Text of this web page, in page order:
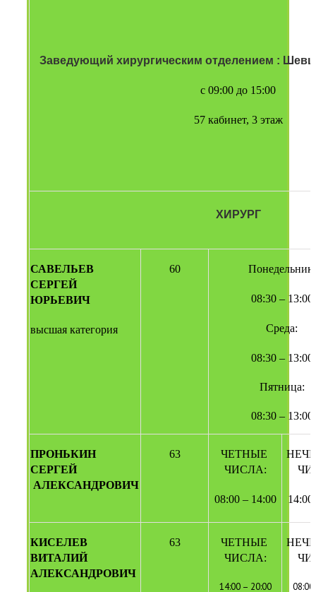
Заведующий хирургическим отделением :
с 09:00 до 15:00
57 кабинет, 3 этаж
ХИРУРГ
САВЕЛЬЕВ
СЕРГЕЙ
ЮРЬЕВИЧ
высшая категория
60 Понедельник:
08:30 – 13:00
Среда:
08:30 – 13:00
Пятница:
08:30 – 13:00
ПРОНЬКИН
СЕРГЕЙ
АЛЕКСАНДРОВИЧ
63
ЧЕТНЫЕ
ЧИСЛА:
08:00 – 14:00 14:00
КИСЕЛЕВ
ВИТАЛИЙ
АЛЕКСАНДРОВИЧ
63
ЧЕТНЫЕ
ЧИСЛА:
14:00 – 20:00